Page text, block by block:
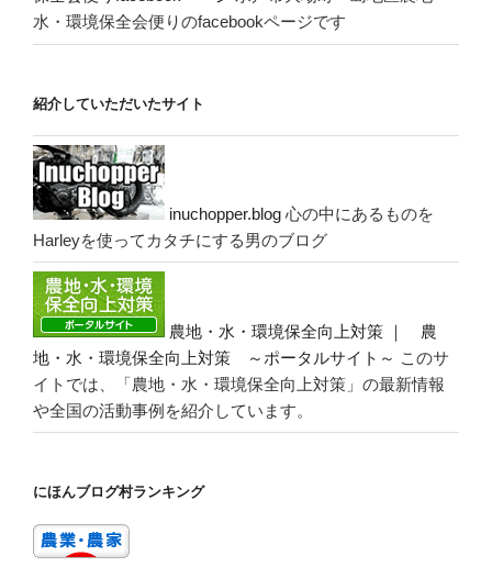
水・環境保全会便りのfacebookページです
紹介していただいたサイト
inuchopper.blog 心の中にあるものを
Harleyを使ってカタチにする男のブログ
農地・水・環境保全向上対策 ｜ 農
地・水・環境保全向上対策 ～ポータルサイト～ このサ
イトでは、「農地・水・環境保全向上対策」の最新情報
や全国の活動事例を紹介しています。
にほんブログ村ランキング